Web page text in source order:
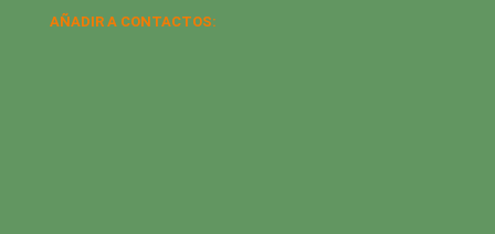
AÑADIR A CONTACTOS: